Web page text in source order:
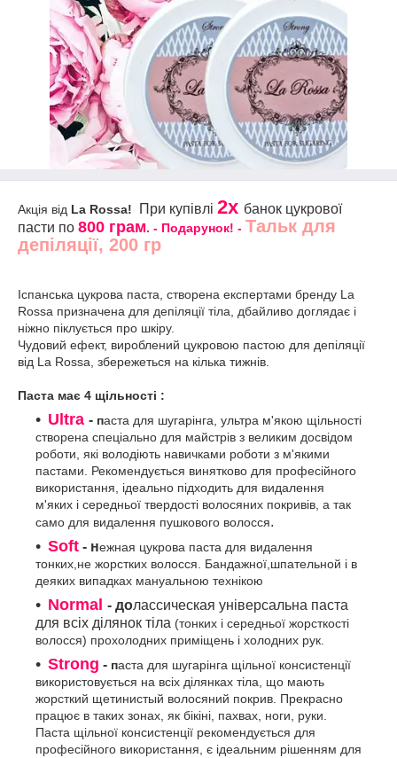
Акція від La Rossa! При купівлі 2x банок цукрової
пасти по 800 грам. - Подарунок! - Тальк для
депіляції, 200 гр
Іспанська цукрова паста, створена експертами бренду La
Rossa призначена для депіляції тіла, дбайливо доглядає і
ніжно піклується про шкіру.
Чудовий ефект, вироблений цукровою пастою для депіляції
від La Rossa, збережеться на кілька тижнів.
Паста має 4 щільності :
Ultra - паста для шугарінга, ультра м'якою щільності
створена спеціально для майстрів з великим досвідом
роботи, які володіють навичками роботи з м'якими
пастами. Рекомендується винятково для професійного
використання, ідеально підходить для видалення
м'яких і середньої твердості волосяних покривів, а так
само для видалення пушкового волосся.
Soft - нежная цукрова паста для видалення
тонких,не жорстких волосся. Бандажної,шпательной і в
деяких випадках мануальною технікою
Normal - долассическая універсальна паста
для всіх ділянок тіла (тонких і середньої жорсткості
волосся) прохолодних приміщень і холодних рук.
Strong - паста для шугарінга щільної консистенції
використовується на всіх ділянках тіла, що мають
жорсткий щетинистый волосяний покрив. Прекрасно
працює в таких зонах, як бікіні, пахвах, ноги, руки.
Паста щільної консистенції рекомендується для
професійного використання, є ідеальним рішенням для